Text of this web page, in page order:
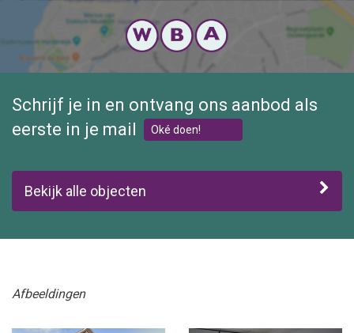
Schrijf je in en ontvang ons aanbod als
eerste in je mail
Oké doen!
Bekijk alle objecten
Afbeeldingen